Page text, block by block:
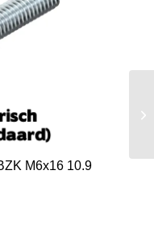
M6x16 10.9